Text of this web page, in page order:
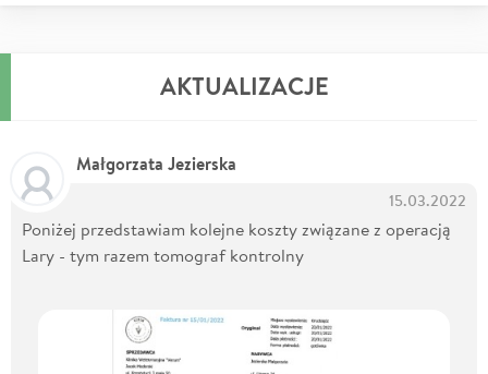
AKTUALIZACJE
Małgorzata Jezierska
15.03.2022
Poniżej przedstawiam kolejne koszty związane z operacją
Lary - tym razem tomograf kontrolny